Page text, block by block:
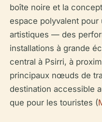
boîte noire et la
espace polyvalent
artistiques — des
installations à grande
central à Psirri, à
principaux nœuds de
destination accessible
que pour les touristes (